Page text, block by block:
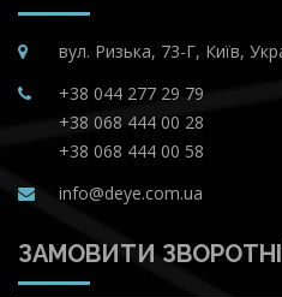
вул. Ризька, 73-Г, Київ,
+38 044 277 29 79
+38 068 444 00 28
+38 068 444 00 58
info@deye.com.ua
ЗАМОВИТИ